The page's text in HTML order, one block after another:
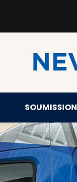
SOUMISSION